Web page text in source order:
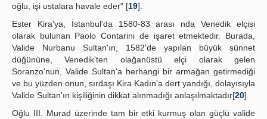
oğlu, işi ustalara havale eder" [19].
Ester Kira'ya, İstanbul'da 1580-83 arası nda Venedik elçisi
olarak bulunan Paolo Contarini de işaret etmektedir. Burada,
Valide Nurbanu Sultan'ın, 1582'de yapılan büyük sünnet
düğününe, Venedik'ten olağanüstü elçi olarak gelen
Soranzo'nun, Valide Sultan'a herhangi bir armağan getirmediği
ve bu yüzden onun, sırdaşı Kira Kadın'a dert yandığı, dolayısıyla
Valide Sultan'ın kişiliğinin dikkat alınmadığı anlaşılmaktadır[20].
Oğlu III. Murad üzerinde tam bir etki kurmuş olan güçlü valide